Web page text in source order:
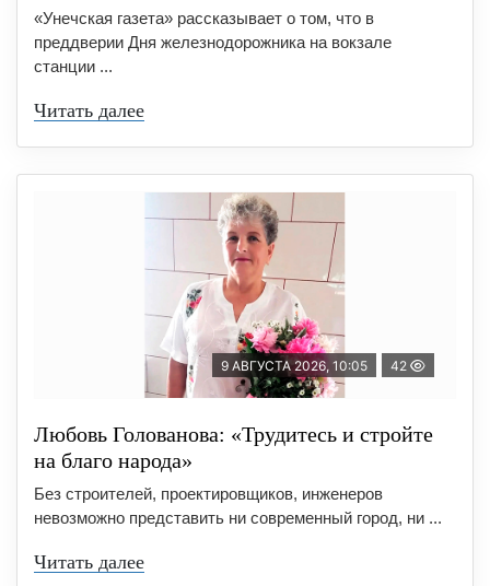
«Унечская газета» рассказывает о том, что в
преддверии Дня железнодорожника на вокзале
станции ...
Читать далее
9 АВГУСТА 2026, 10:05 42
Любовь Голованова: «Трудитесь и стройте
на благо народа»
Без строителей, проектировщиков, инженеров
невозможно представить ни современный город, ни ...
Читать далее